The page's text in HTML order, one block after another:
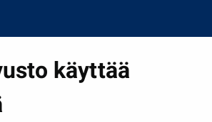
käyttää